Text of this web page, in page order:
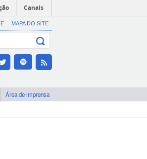
Canais
MAPA DO SITE
Área de imprensa